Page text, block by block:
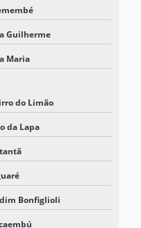
Guilherme
Maria
do Limão
da Lapa
Bonfiglioli